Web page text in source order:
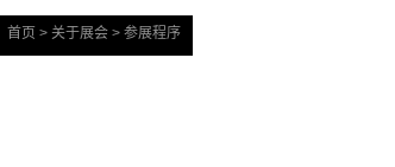
首页 > 关于展会> 参展程序